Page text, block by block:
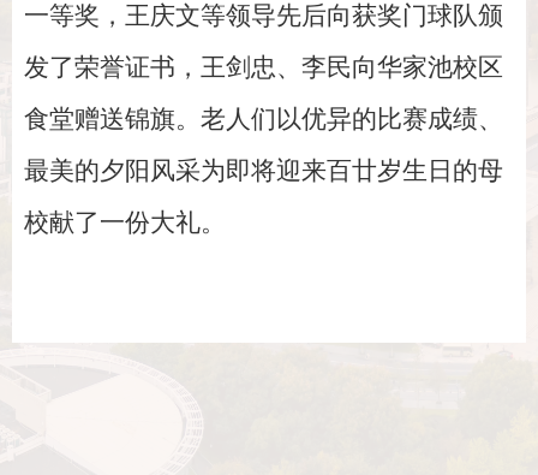
一等奖，王庆文等领导先后向获奖门球队颁
发了荣誉证书，王剑忠、李民向华家池校区
食堂赠送锦旗。老人们以优异的比赛成绩、
最美的夕阳风采为即将迎来百廿岁生日的母
校献了一份大礼。